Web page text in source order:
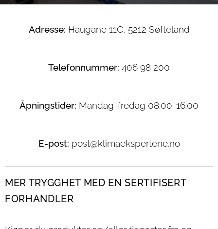
Adresse: Haugane 11C, 5212 Søfteland
Telefonnummer: 406 98 200
Åpningstider: Mandag-fredag 08:00-16:00
E-post: post@klimaekspertene.no
MER TRYGGHET MED EN SERTIFISERT
FORHANDLER